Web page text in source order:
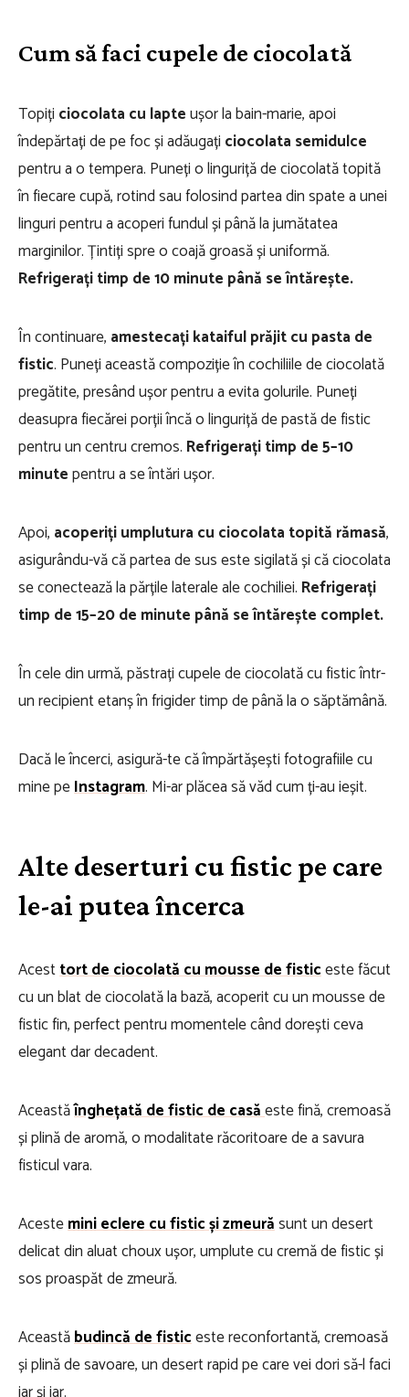
Cum să faci cupele de ciocolată
Topiți ciocolata cu lapteușor la bain-marie, apoi
îndepărtați de pe foc și adăugați ciocolata semidulce
pentru a o tempera. Puneți o linguriță de ciocolată topită
în fiecare cupă, rotind sau folosind partea din spate a unei
linguri pentru a acoperi fundul și până la jumătatea
marginilor. Țintiți spre o coajă groasă și uniformă.
Refrigerați timp de 10 minute până se întărește.
În continuare, amestecați kataiful prăjit cu pasta de
fistic. Puneți această compoziție în cochiliile de ciocolată
pregătite, presând ușor pentru a evita golurile. Puneți
deasupra fiecărei porții încă o linguriță de pastă de fistic
pentru un centru cremos. Refrigerați timp de 5–10
minutepentru a se întări ușor.
Apoi, acoperiți umplutura cu ciocolata topită rămasă,
asigurându-vă că partea de sus este sigilată și că ciocolata
se conectează la părțile laterale ale cochiliei. Refrigerați
timp de 15–20 de minute până se întărește complet.
În cele din urmă, păstrați cupele de ciocolată cu fistic într-
un recipient etanș în frigider timp de până la o săptămână.
Dacă le încerci, asigură-te că împărtășești fotografiile cu
mine peInstagram. Mi-ar plăcea să văd cum ți-au ieșit.
Alte deserturi cu fistic pe care
le-ai putea încerca
Acesttort de ciocolată cu mousse de fisticeste făcut
cu un blat de ciocolată la bază, acoperit cu un mousse de
fistic fin, perfect pentru momentele când dorești ceva
elegant dar decadent.
Aceastăînghețată de fistic de casăeste fină, cremoasă
și plină de aromă, o modalitate răcoritoare de a savura
fisticul vara.
Acestemini eclere cu fistic și zmeurăsunt un desert
delicat din aluat choux ușor, umplute cu cremă de fistic și
sos proaspăt de zmeură.
Aceastăbudincă de fisticeste reconfortantă, cremoasă
și plină de savoare, un desert rapid pe care vei dori să-l faci